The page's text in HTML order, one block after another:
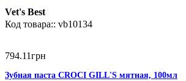
Vet's Best
vb10134
794.11грн
Зубная паста CROCI GILL'S мятная, 100мл